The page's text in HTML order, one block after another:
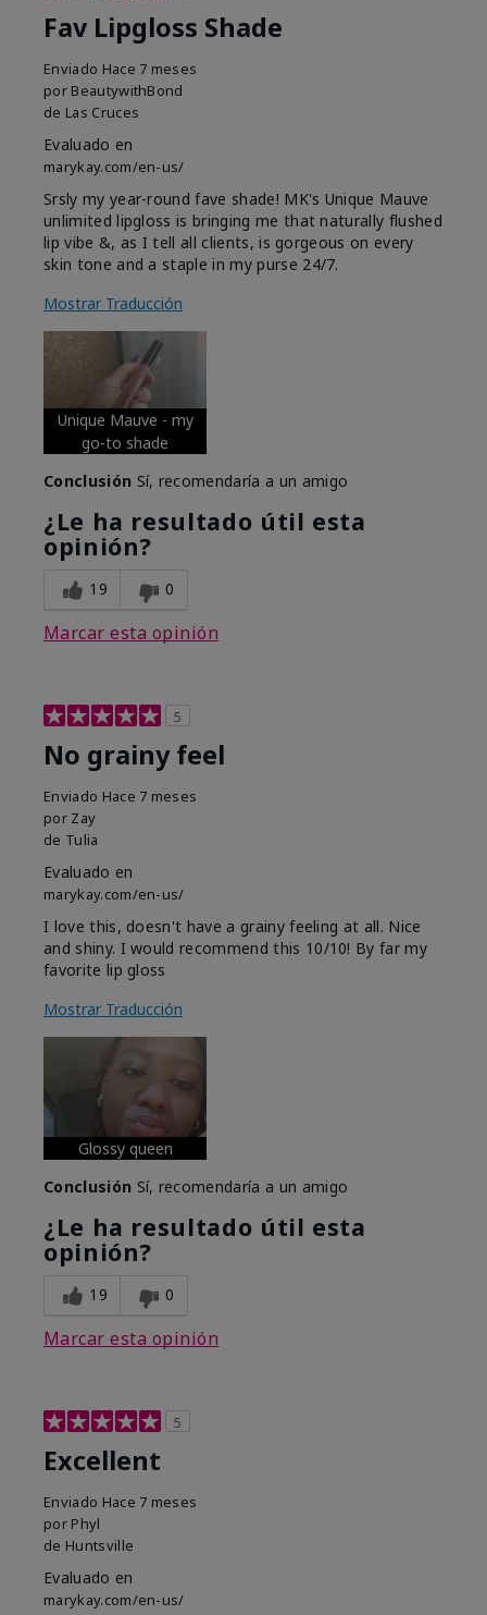
Fav Lipgloss Shade
Enviado Hace 7 meses
por BeautywithBond
de Las Cruces
Evaluado en
marykay.com/en-us/
Srsly my year-round fave shade! MK's Unique Mauve
unlimited lipgloss is bringing me that naturally flushed
lip vibe &, as I tell all clients, is gorgeous on every
skin tone and a staple in my purse 24/7.
Mostrar Traducción
Unique Mauve - my
go-to shade
Conclusión Sí, recomendaría a un amigo
¿Le ha resultado útil esta
opinión?
19 0
Marcar esta opinión
5
No grainy feel
Enviado Hace 7 meses
por Zay
de Tulia
Evaluado en
marykay.com/en-us/
I love this, doesn't have a grainy feeling at all. Nice
and shiny. I would recommend this 10/10! By far my
favorite lip gloss
Mostrar Traducción
Glossy queen
Conclusión Sí, recomendaría a un amigo
¿Le ha resultado útil esta
opinión?
19 0
Marcar esta opinión
5
Excellent
Enviado Hace 7 meses
por Phyl
de Huntsville
Evaluado en
marykay.com/en-us/